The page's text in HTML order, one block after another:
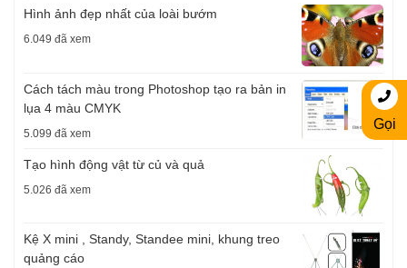
Hình ảnh đẹp nhất của loài bướm
6.049 đã xem
Cách tách màu trong Photoshop tạo ra bản in
lụa 4 màu CMYK
5.099 đã xem
Tạo hình động vật từ củ và quả
5.026 đã xem
Kệ X mini , Standy, Standee mini, khung treo
quảng cáo
Gọi